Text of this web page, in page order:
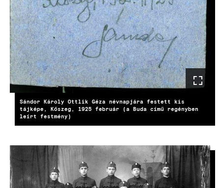
Sándor Károly Ottlik Géza névnapjára festett kis
tájképe, Kőszeg, 1925 február (a Buda című regényben
leírt festmény)
KÉP